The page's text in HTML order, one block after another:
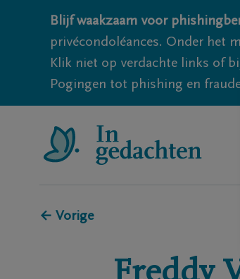
Blijf waakzaam voor
privécondoléances. Onder het
Klik niet op verdachte links of
Pogingen tot phishing en
← Vorige